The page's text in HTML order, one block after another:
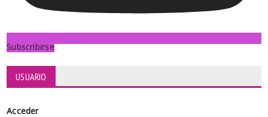
Subscribirse
USUARIO
Acceder